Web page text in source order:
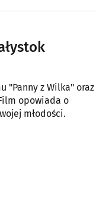
"Panny z Wilka" oraz
opowiada o
młodości.